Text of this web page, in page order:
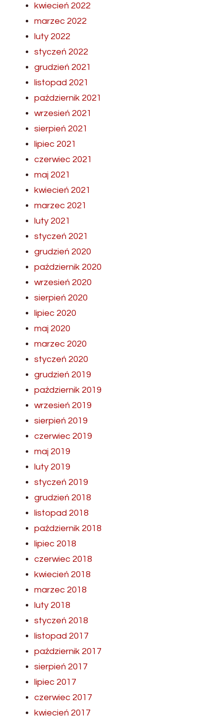
kwiecień 2022
marzec 2022
luty 2022
styczeń 2022
grudzień 2021
listopad 2021
październik 2021
wrzesień 2021
sierpień 2021
lipiec 2021
czerwiec 2021
maj 2021
kwiecień 2021
marzec 2021
luty 2021
styczeń 2021
grudzień 2020
październik 2020
wrzesień 2020
sierpień 2020
lipiec 2020
maj 2020
marzec 2020
styczeń 2020
grudzień 2019
październik 2019
wrzesień 2019
sierpień 2019
czerwiec 2019
maj 2019
luty 2019
styczeń 2019
grudzień 2018
listopad 2018
październik 2018
lipiec 2018
czerwiec 2018
kwiecień 2018
marzec 2018
luty 2018
styczeń 2018
listopad 2017
październik 2017
sierpień 2017
lipiec 2017
czerwiec 2017
kwiecień 2017